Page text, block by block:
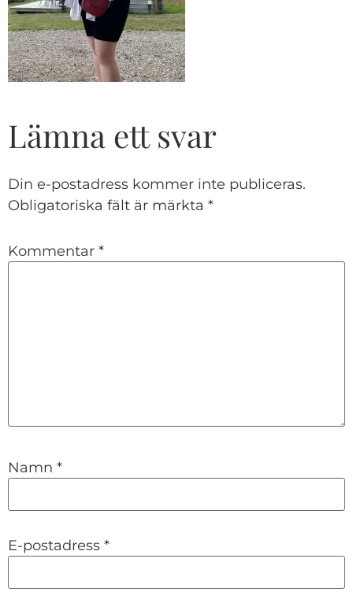
Lämna ett svar
Din e-postadress kommer inte publiceras.
Obligatoriska fält är märkta *
Kommentar *
Namn *
E-postadress *